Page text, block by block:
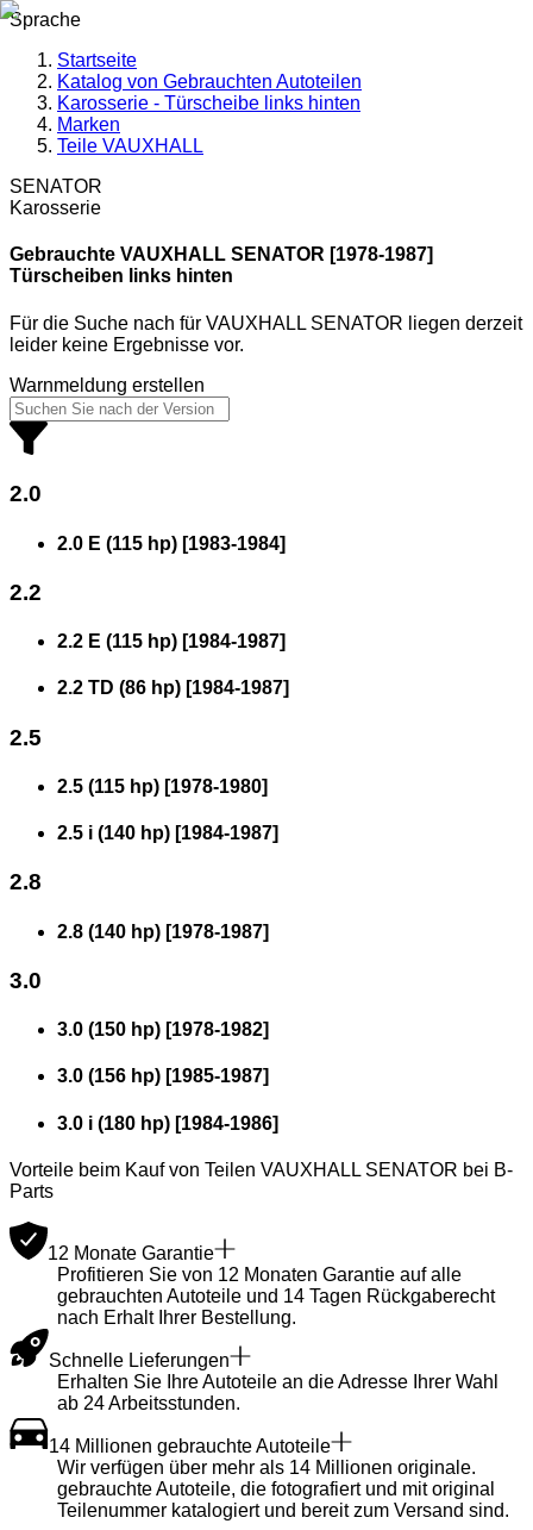
Sprache
Startseite
Katalog von Gebrauchten Autoteilen
Karosserie - Türscheibe links hinten
Marken
Teile VAUXHALL
SENATOR
Karosserie
Gebrauchte VAUXHALL SENATOR [1978-1987]
Türscheiben links hinten
Für die Suche nach für VAUXHALL SENATOR liegen derzeit
leider keine Ergebnisse vor.
Warnmeldung erstellen
2.0
2.0 E (115 hp) [1983-1984]
2.2
2.2 E (115 hp) [1984-1987]
2.2 TD (86 hp) [1984-1987]
2.5
2.5 (115 hp) [1978-1980]
2.5 i (140 hp) [1984-1987]
2.8
2.8 (140 hp) [1978-1987]
3.0
3.0 (150 hp) [1978-1982]
3.0 (156 hp) [1985-1987]
3.0 i (180 hp) [1984-1986]
Vorteile beim Kauf von Teilen VAUXHALL SENATOR bei B-
Parts
12 Monate Garantie
Profitieren Sie von 12 Monaten Garantie auf alle
gebrauchten Autoteile und 14 Tagen Rückgaberecht
nach Erhalt Ihrer Bestellung.
Schnelle Lieferungen
Erhalten Sie Ihre Autoteile an die Adresse Ihrer Wahl
ab 24 Arbeitsstunden.
14 Millionen gebrauchte Autoteile
Wir verfügen über mehr als 14 Millionen originale.
gebrauchte Autoteile, die fotografiert und mit original
Teilenummer katalogiert und bereit zum Versand sind.